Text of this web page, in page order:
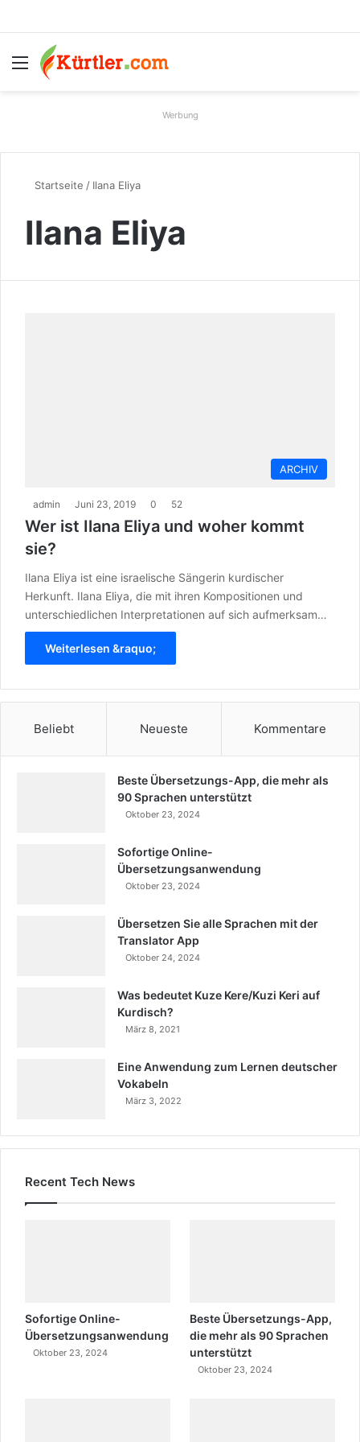
Menü
Werbung
Startseite / Ilana Eliya
Ilana Eliya
ARCHIV
admin Juni 23, 2019 0 52
Wer ist Ilana Eliya und woher kommt
sie?
Ilana Eliya ist eine israelische Sängerin kurdischer
Herkunft. Ilana Eliya, die mit ihren Kompositionen und
unterschiedlichen Interpretationen auf sich aufmerksam…
Weiterlesen &raquo;
Beliebt Neueste Kommentare
Beste Übersetzungs-App, die mehr als
90 Sprachen unterstützt
Oktober 23, 2024
Sofortige Online-
Übersetzungsanwendung
Oktober 23, 2024
Übersetzen Sie alle Sprachen mit der
Translator App
Oktober 24, 2024
Was bedeutet Kuze Kere/Kuzi Keri auf
Kurdisch?
März 8, 2021
Eine Anwendung zum Lernen deutscher
Vokabeln
März 3, 2022
Recent Tech News
Sofortige Online-
Übersetzungsanwendung
Oktober 23, 2024
Beste Übersetzungs-App,
die mehr als 90 Sprachen
unterstützt
Oktober 23, 2024